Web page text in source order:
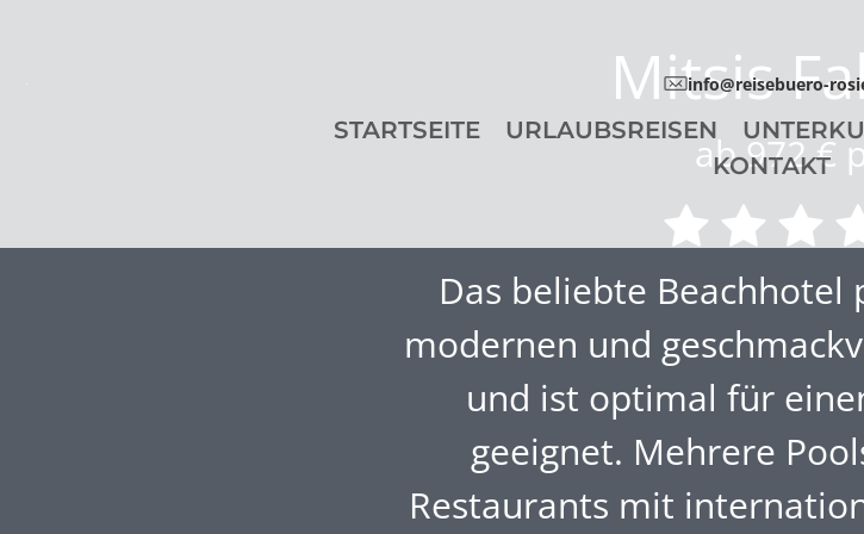
info@reisebuero-
STARTSEITE URLAUBSREISEN
KONTAKT
Mitsis
ab 972 €
Das beliebte
modernen und
und ist optimal für
geeignet. Mehrere
Restaurants mit